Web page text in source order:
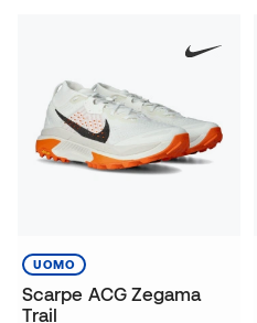
UOMO
Scarpe ACG Zegama
Trail